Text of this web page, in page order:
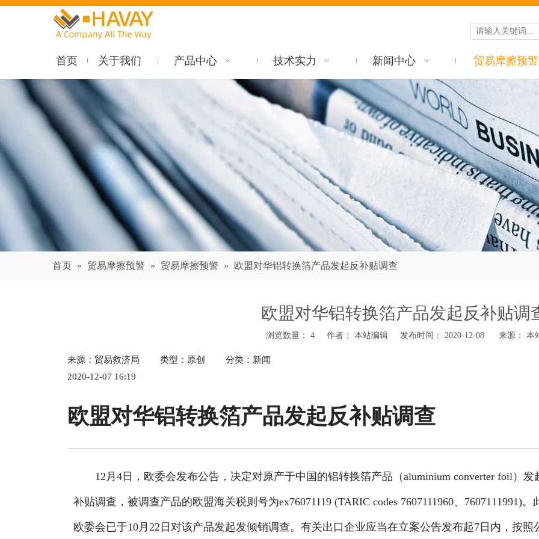
首页 关于我们 产品中心 技术实力 新闻中心 贸易摩擦预警
首页 » 贸易摩擦预警 » 贸易摩擦预警 » 欧盟对华铝转换箔产品发起反补贴调查
欧盟对华铝转换箔产品发起反补贴调
浏览数量： 4作者： 本站编辑 发布时间： 2020-12-08 来源： 本
来源：贸易救济局 类型：原创
分类：新闻
2020-12-07 16:19
欧盟对华铝转换箔产品发起反补贴调查
12月4日，欧委会发布公告，决定对原产于中国的铝转换箔产品（aluminium converter foil）发
补贴调查，被调查产品的欧盟海关税则号为ex76071119 (TARIC codes 7607111960、7607111991)。
欧委会已于10月22日对该产品发起发倾销调查。有关出口企业应当在立案公告发布起7日内，按照